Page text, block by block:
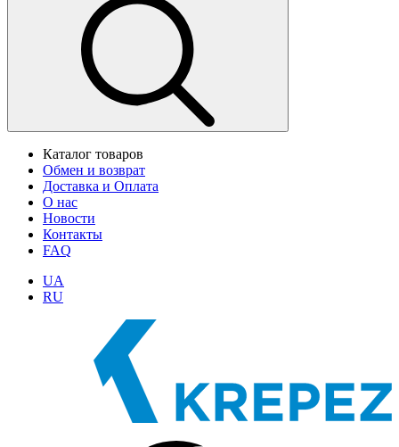
Каталог товаров
Обмен и возврат
Доставка и Оплата
О нас
Новости
Контакты
FAQ
UA
RU